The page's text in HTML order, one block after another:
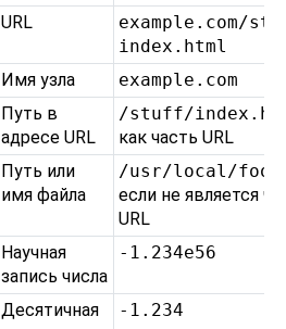
URL
example.com/
index.html
Имя узла
example.com
Путь в
адресе URL
/stuff/
как часть URL
Путь или
имя файла
/usr/local/
если не является
URL
Научная
запись числа
-1.234e56
Десятичная
-1.234